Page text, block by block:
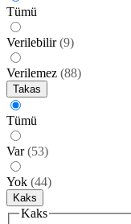
Tümü
Verilebilir (9)
Verilemez (88)
Takas
Tümü
Var (53)
Yok (44)
Kaks
Kaks